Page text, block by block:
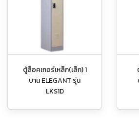
ตู้ล็อคเกอร์เหล็ก(เล็ก) 1
บาน ELEGANT รุ่น
LKS1D